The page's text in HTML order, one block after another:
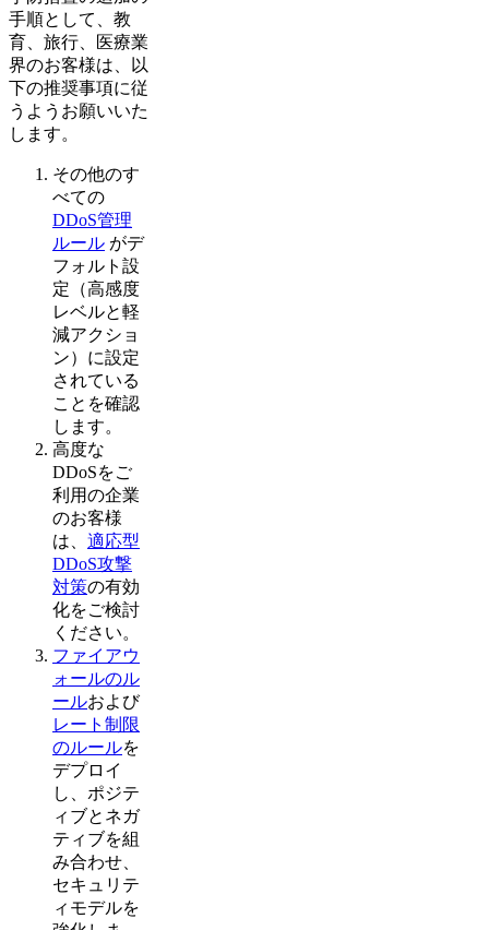
手順として、教
育、旅行、医療業
界のお客様は、以
下の推奨事項に従
うようお願いいた
します。
その他のす
べての
DDoS管理
ルール がデ
フォルト設
定（高感度
レベルと軽
減アクショ
ン）に設定
されている
ことを確認
します。
高度な
DDoSをご
利用の企業
のお客様
は、 適応型
DDoS攻撃
対策の有効
化をご検討
ください。
ファイアウ
ォールのル
ールおよび
レート制限
のルールを
デプロイ
し、ポジテ
ィブとネガ
ティブを組
み合わせ、
セキュリテ
ィモデルを